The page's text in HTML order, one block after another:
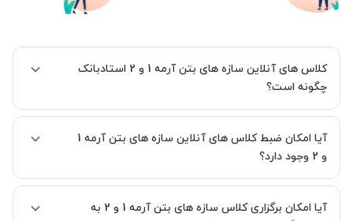
کلاس های آنلاین سازه های بتن آرمه 1 و 2 استادبانک
چگونه است؟
شما میدهیم که استاد شما پیش از جلسه تمامی موارد لازم برای برگزاری
یک کلاس آنلاین با کیفیت و مفید را به شما توضیح خواهند داد.
آیا امکان ضبط کلاس های آنلاین سازه های بتن آرمه 1
و 2 وجود دارد؟
کنید.
آیا امکان برگزاری کلاس سازه های بتن آرمه 1 و 2 به